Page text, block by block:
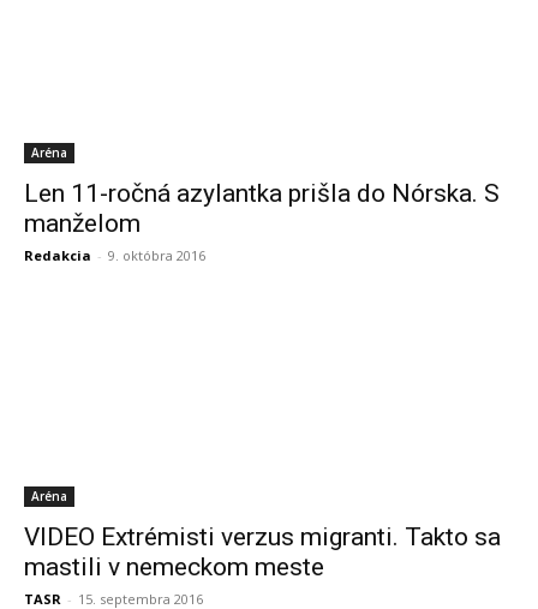
Aréna
Len 11-ročná azylantka prišla do Nórska. S
manželom
Redakcia - 9. októbra 2016
Aréna
VIDEO Extrémisti verzus migranti. Takto sa
mastili v nemeckom meste
TASR - 15. septembra 2016